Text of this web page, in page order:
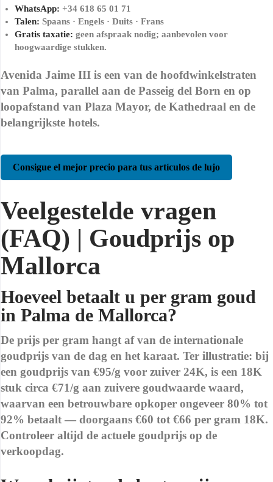
WhatsApp: +34 618 65 01 71
Talen: Spaans · Engels · Duits · Frans
Gratis taxatie: geen afspraak nodig; aanbevolen voor
hoogwaardige stukken.
Avenida Jaime III is een van de hoofdwinkelstraten
van Palma, parallel aan de Passeig del Born en op
loopafstand van Plaza Mayor, de Kathedraal en de
belangrijkste hotels.
Consigue el mejor precio para tus artículos de lujo
Veelgestelde vragen
(FAQ) | Goudprijs op
Mallorca
Hoeveel betaalt u per gram goud
in Palma de Mallorca?
De prijs per gram hangt af van de internationale
goudprijs van de dag en het karaat. Ter illustratie: bij
een goudprijs van €95/g voor zuiver 24K, is een 18K
stuk circa €71/g aan zuivere goudwaarde waard,
waarvan een betrouwbare opkoper ongeveer 80% tot
92% betaalt — doorgaans €60 tot €66 per gram 18K.
Controleer altijd de actuele goudprijs op de
verkoopdag.